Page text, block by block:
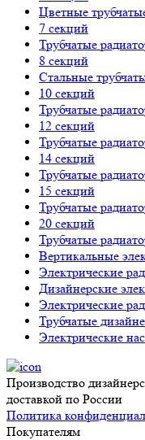
Цветные
7 секций
Трубчатые
8 секций
Стальные
10 секций
Трубчатые
12 секций
Трубчатые
14 секций
Трубчатые
15 секций
Трубчатые
20 секций
Трубчатые
Вертикальные
Электрические
Дизайнерские
Электрические
Трубчатые
Электрические
Производство
доставкой по России
Политика
Покупателям